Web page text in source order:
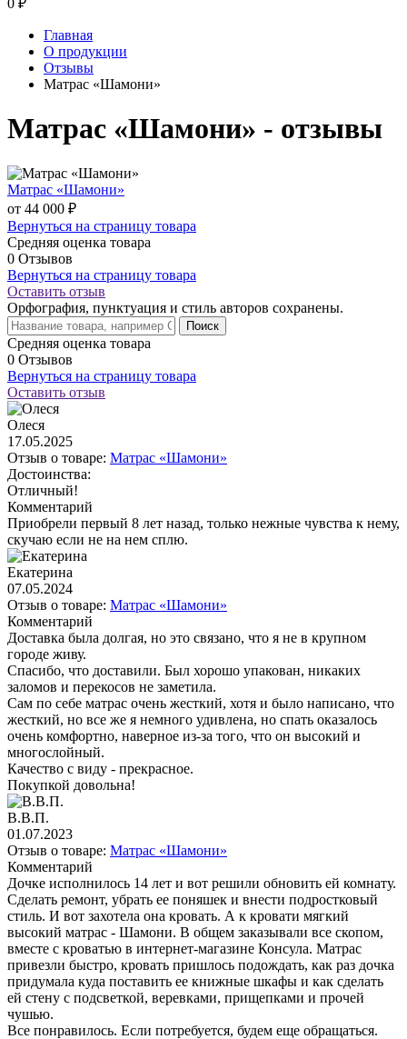
0 ₽
Главная
О продукции
Отзывы
Матрас «Шамони»
Матрас «Шамони» - отзывы
Матрас «Шамони»
от 44 000 ₽
Вернуться на страницу товара
Средняя оценка товара
0 Отзывов
Вернуться на страницу товара
Оставить отзыв
Орфография, пунктуация и стиль авторов сохранены.
Поиск
Средняя оценка товара
0 Отзывов
Вернуться на страницу товара
Оставить отзыв
Олеся
17.05.2025
Отзыв о товаре: Матрас «Шамони»
Достоинства:
Отличный!
Комментарий
Приобрели первый 8 лет назад, только нежные чувства к нему,
скучаю если не на нем сплю.
Екатерина
07.05.2024
Отзыв о товаре: Матрас «Шамони»
Комментарий
Доставка была долгая, но это связано, что я не в крупном
городе живу.
Спасибо, что доставили. Был хорошо упакован, никаких
заломов и перекосов не заметила.
Сам по себе матрас очень жесткий, хотя и было написано, что
жесткий, но все же я немного удивлена, но спать оказалось
очень комфортно, наверное из-за того, что он высокий и
многослойный.
Качество с виду - прекрасное.
Покупкой довольна!
В.В.П.
01.07.2023
Отзыв о товаре: Матрас «Шамони»
Комментарий
Дочке исполнилось 14 лет и вот решили обновить ей комнату.
Сделать ремонт, убрать ее поняшек и внести подростковый
стиль. И вот захотела она кровать. А к кровати мягкий
высокий матрас - Шамони. В общем заказывали все скопом,
вместе с кроватью в интернет-магазине Консула. Матрас
привезли быстро, кровать пришлось подождать, как раз дочка
придумала куда поставить ее книжные шкафы и как сделать
ей стену с подсветкой, веревками, прищепками и прочей
чушью.
Все понравилось. Если потребуется, будем еще обращаться.